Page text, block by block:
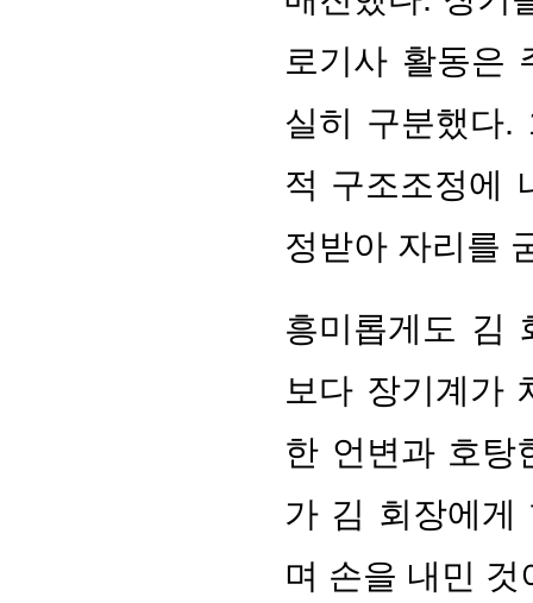
로기사 활동은
실히 구분했다.
적 구조조정에
정받아 자리를
흥미롭게도 김
보다 장기계가
한 언변과 호탕
가 김 회장에게
며 손을 내민 것